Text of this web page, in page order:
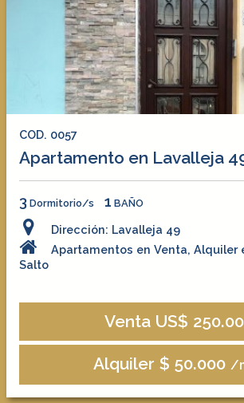
COD. 0057
Apartamento en Lavalleja
3 Dormitorio/s 1 BAÑO
Dirección: Lavalleja 49
Apartamentos en Venta, Alquiler
Salto
Venta US$
Alquiler $ 50.000 /